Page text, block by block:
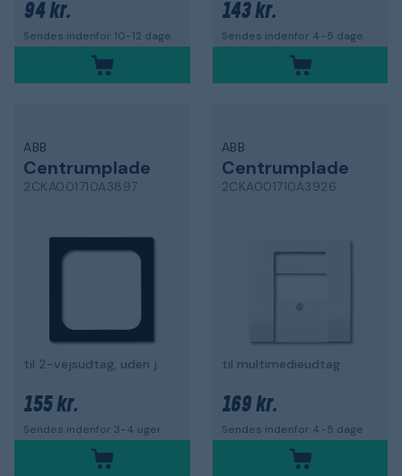
94 kr.
Sendes indenfor 10-12 dage
143 kr.
Sendes indenfor 4-5 dage
ABB
Centrumplade
2CKA001710A3897
til 2-vejsudtag, uden jord
155 kr.
Sendes indenfor 3-4 uger
ABB
Centrumplade
2CKA001710A3926
til multimedieudtag
169 kr.
Sendes indenfor 4-5 dage